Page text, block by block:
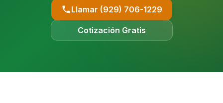
Llamar (929) 706-1229
Cotización Gratis